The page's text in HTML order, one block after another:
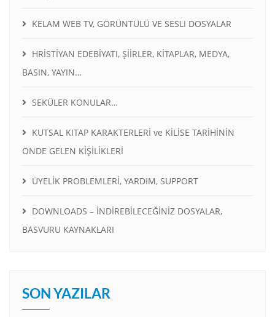
KELAM WEB TV, GÖRÜNTÜLÜ VE SESLI DOSYALAR
HRİSTİYAN EDEBİYATI, ŞİİRLER, KİTAPLAR, MEDYA,
BASIN, YAYIN…
SEKÜLER KONULAR…
KUTSAL KITAP KARAKTERLERİ ve KİLİSE TARİHİNİN
ÖNDE GELEN KİŞİLİKLERİ
ÜYELİK PROBLEMLERİ, YARDIM, SUPPORT
DOWNLOADS – İNDİREBİLECEĞİNİZ DOSYALAR,
BASVURU KAYNAKLARI
SON YAZILAR